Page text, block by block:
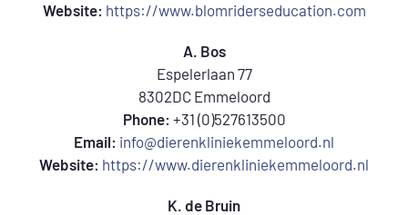
Website: https://www.blomriderseducation.com
A. Bos
Espelerlaan 77
8302DC Emmeloord
Phone: +31 (0)527613500
Email: info@dierenkliniekemmeloord.nl
Website: https://www.dierenkliniekemmeloord.nl
K. de Bruin